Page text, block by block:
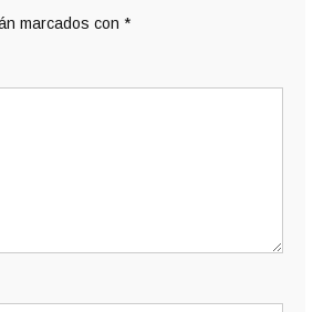
marcados con *